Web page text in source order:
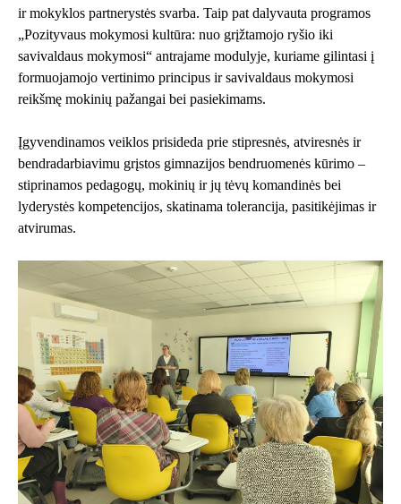
ir mokyklos partnerystės svarba. Taip pat dalyvauta programos
„Pozityvaus mokymosi kultūra: nuo grįžtamojo ryšio iki
savivaldaus mokymosi“ antrajame modulyje, kuriame gilintasi į
formuojamojo vertinimo principus ir savivaldaus mokymosi
reikšmę mokinių pažangai bei pasiekimams.
Įgyvendinamos veiklos prisideda prie stipresnės, atviresnės ir
bendradarbiavimu grįstos gimnazijos bendruomenės kūrimo –
stiprinamos pedagogų, mokinių ir jų tėvų komandinės bei
lyderystės kompetencijos, skatinama tolerancija, pasitikėjimas ir
atvirumas.